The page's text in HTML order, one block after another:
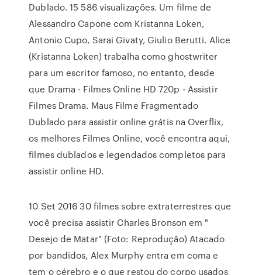
Dublado. 15 586 visualizações. Um filme de
Alessandro Capone com Kristanna Loken,
Antonio Cupo, Sarai Givaty, Giulio Berutti. Alice
(Kristanna Loken) trabalha como ghostwriter
para um escritor famoso, no entanto, desde
que Drama - Filmes Online HD 720p - Assistir
Filmes Drama. Maus Filme Fragmentado
Dublado para assistir online grátis na Overflix,
os melhores Filmes Online, você encontra aqui,
filmes dublados e legendados completos para
assistir online HD.
10 Set 2016 30 filmes sobre extraterrestres que
você precisa assistir Charles Bronson em "
Desejo de Matar" (Foto: Reprodução) Atacado
por bandidos, Alex Murphy entra em coma e
tem o cérebro e o que restou do corpo usados